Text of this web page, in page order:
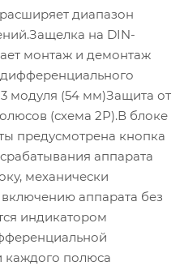
диапазон
на DIN-
монтаж и демонтаж
3 модуля (54 мм)Защита от
(схема 2Р).В блоке
предусмотрена кнопка
аппарата
механически
аппарата без
индикатором
каждого полюса